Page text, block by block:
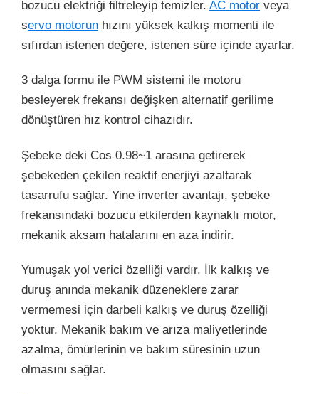
bozucu elektriği filtreleyip temizler. AC motor veya
servo motorun hızını yüksek kalkış momenti ile
sıfırdan istenen değere, istenen süre içinde ayarlar.
3 dalga formu ile PWM sistemi ile motoru
besleyerek frekansı değişken alternatif gerilime
dönüştüren hız kontrol cihazıdır.
Şebeke deki Cos 0.98~1 arasına getirerek
şebekeden çekilen reaktif enerjiyi azaltarak
tasarrufu sağlar. Yine inverter avantajı, şebeke
frekansındaki bozucu etkilerden kaynaklı motor,
mekanik aksam hatalarını en aza indirir.
Yumuşak yol verici özelliği vardır. İlk kalkış ve
duruş anında mekanik düzeneklere zarar
vermemesi için darbeli kalkış ve duruş özelliği
yoktur. Mekanik bakım ve arıza maliyetlerinde
azalma, ömürlerinin ve bakım süresinin uzun
olmasını sağlar.